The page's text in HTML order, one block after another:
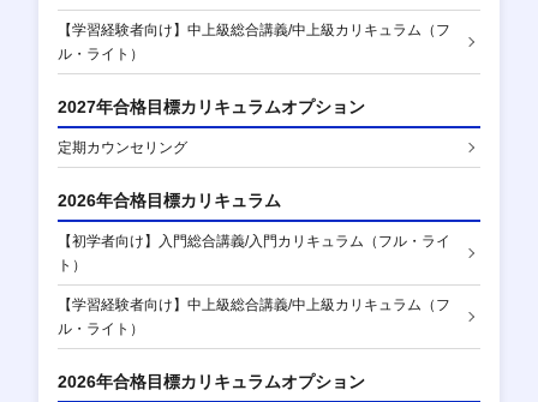
【学習経験者向け】中上級総合講義/中上級カリキュラム（フ
ル・ライト）
2027年合格目標カリキュラムオプション
定期カウンセリング
2026年合格目標カリキュラム
【初学者向け】入門総合講義/入門カリキュラム（フル・ライ
ト）
【学習経験者向け】中上級総合講義/中上級カリキュラム（フ
ル・ライト）
2026年合格目標カリキュラムオプション